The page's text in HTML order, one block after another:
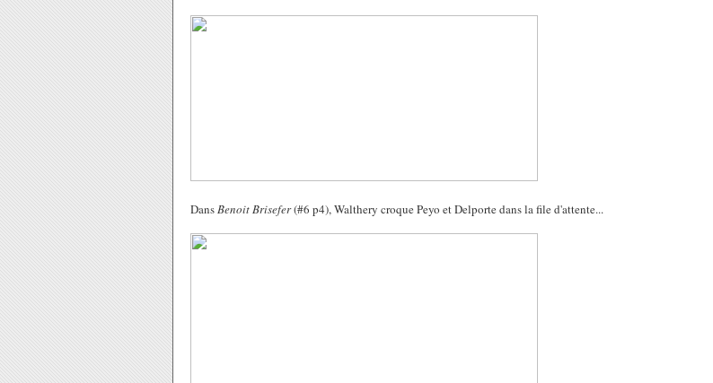
DansBenoit Brisefer(#6 p4), Walthery croque Peyo et Delporte dans la file d'attente...